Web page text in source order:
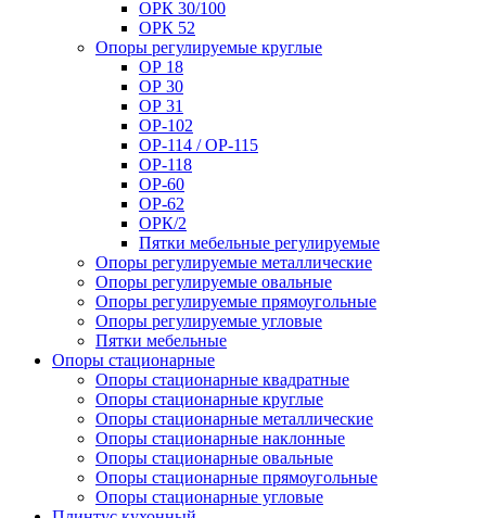
ОРК 30/100
ОРК 52
Опоры регулируемые круглые
ОР 18
ОР 30
ОР 31
ОР-102
ОР-114 / ОР-115
ОР-118
ОР-60
ОР-62
ОРК/2
Пятки мебельные регулируемые
Опоры регулируемые металлические
Опоры регулируемые овальные
Опоры регулируемые прямоугольные
Опоры регулируемые угловые
Пятки мебельные
Опоры стационарные
Опоры стационарные квадратные
Опоры стационарные круглые
Опоры стационарные металлические
Опоры стационарные наклонные
Опоры стационарные овальные
Опоры стационарные прямоугольные
Опоры стационарные угловые